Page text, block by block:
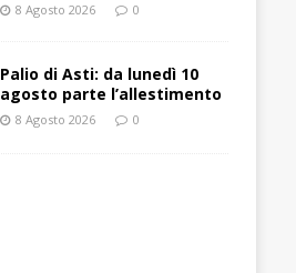
8 Agosto 2026 0
Palio di Asti: da lunedì 10
agosto parte l’allestimento
8 Agosto 2026 0